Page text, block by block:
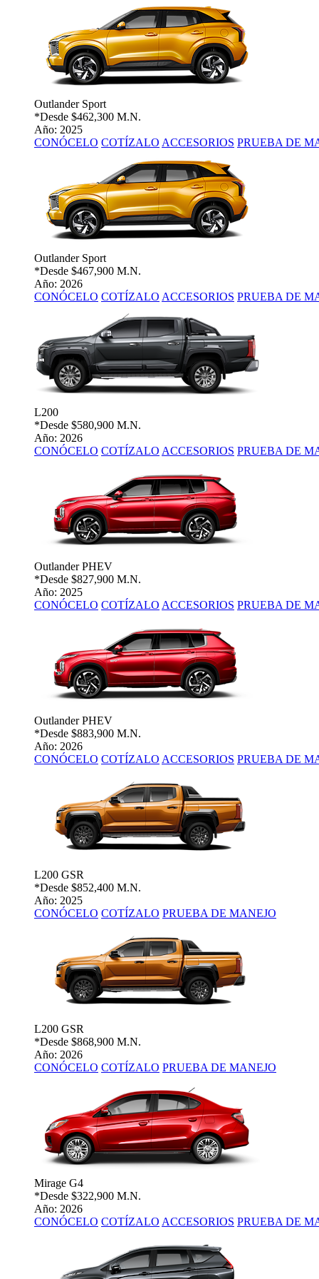
Outlander Sport
*Desde $462,300 M.N.
Año: 2025
CONÓCELO COTÍZALO ACCESORIOS PRUEBA DE
Outlander Sport
*Desde $467,900 M.N.
Año: 2026
CONÓCELO COTÍZALO ACCESORIOS PRUEBA DE
L200
*Desde $580,900 M.N.
Año: 2026
CONÓCELO COTÍZALO ACCESORIOS PRUEBA DE
Outlander PHEV
*Desde $827,900 M.N.
Año: 2025
CONÓCELO COTÍZALO ACCESORIOS PRUEBA DE
Outlander PHEV
*Desde $883,900 M.N.
Año: 2026
CONÓCELO COTÍZALO ACCESORIOS PRUEBA DE
L200 GSR
*Desde $852,400 M.N.
Año: 2025
CONÓCELO COTÍZALO PRUEBA DE MANEJO
L200 GSR
*Desde $868,900 M.N.
Año: 2026
CONÓCELO COTÍZALO PRUEBA DE MANEJO
Mirage G4
*Desde $322,900 M.N.
Año: 2026
CONÓCELO COTÍZALO ACCESORIOS PRUEBA DE